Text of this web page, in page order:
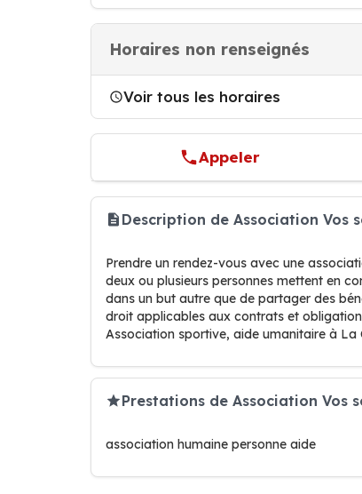
Horaires non renseignés
Voir tous les horaires
Appeler
Description de Association Vos
Prendre un rendez-vous avec une
deux ou plusieurs personnes mettent en
dans un but autre que de partager des
droit applicables aux contrats et
Association sportive, aide umanitaire à La
Prestations de Association Vos
association humaine personne aide